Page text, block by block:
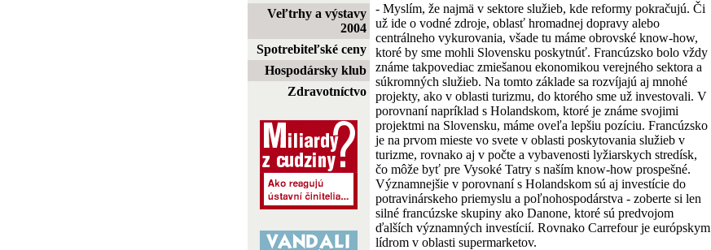
Veľtrhy a výstavy
2004
Spotrebiteľské ceny
Hospodársky klub
Zdravotníctvo
- Myslím, že najmä v sektore služieb, kde reformy pokračujú. Či
už ide o vodné zdroje, oblasť hromadnej dopravy alebo
centrálneho vykurovania, všade tu máme obrovské know-how,
ktoré by sme mohli Slovensku poskytnúť. Francúzsko bolo vždy
známe takpovediac zmiešanou ekonomikou verejného sektora a
súkromných služieb. Na tomto základe sa rozvíjajú aj mnohé
projekty, ako v oblasti turizmu, do ktorého sme už investovali. V
porovnaní napríklad s Holandskom, ktoré je známe svojimi
projektmi na Slovensku, máme oveľa lepšiu pozíciu. Francúzsko
je na prvom mieste vo svete v oblasti poskytovania služieb v
turizme, rovnako aj v počte a vybavenosti lyžiarskych stredísk,
čo môže byť pre Vysoké Tatry s naším know-how prospešné.
Významnejšie v porovnaní s Holandskom sú aj investície do
potravinárskeho priemyslu a poľnohospodárstva - zoberte si len
silné francúzske skupiny ako Danone, ktoré sú predvojom
ďalších významných investícií. Rovnako Carrefour je európskym
lídrom v oblasti supermarketov.